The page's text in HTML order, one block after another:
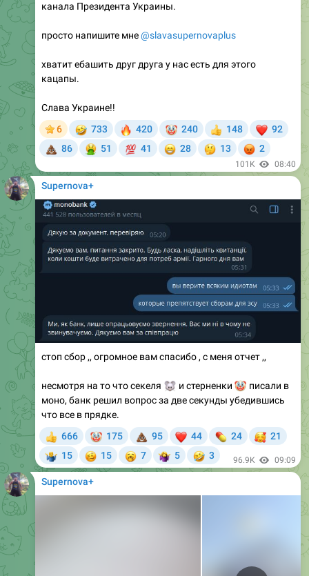
канала Президента Украины.
просто напишите мне@slavasupernovaplus
хватит ебашить друг друга у нас есть для этого
кацапы.
Слава Украине!!
6
733
🔥
420
🤡
240
👍
148
❤
92
86 51
💯
41
😁
28
🤔
13
😡
2
101K 08:40
Supernova+
стоп сбор ,, огромное вам спасибо , с меня отчет ,,
несмотря на то что секеля
🐭и стерненки
🤡писали в
моно, банк решил вопрос за две секунды убедившись
что все в прядке.
666 175
💩
95
❤
44
💊
24
🥰
21
15 15
🥱
7
🤷‍♀
5
🤣
3 96.9K 09:09
Supernova+